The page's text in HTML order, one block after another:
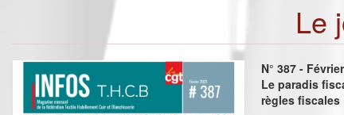
Le
N° 387 -
Le paradis
règles fiscales